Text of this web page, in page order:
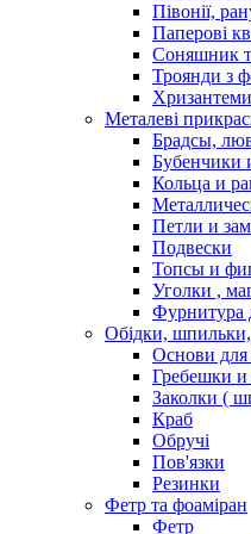
Півонії,
Паперові
Соняшник
Троянди з
Хризантеми
Металеві
Брадсы,
Бубенчики
Кольца и
Петли и
Подвески
Топсы и
Уголки ,
Фурнитура
Обідки, шпильки,
Основи для
Гребешки
Заколки (
Краб
Обручі
Пов'язки
Резинки
Фетр та фоаміран
Фетр